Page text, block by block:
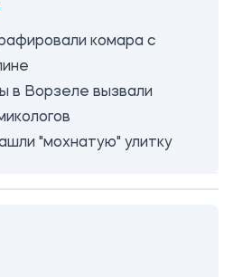
комара с
в Ворзеле вызвали
"мохнатую" улитку